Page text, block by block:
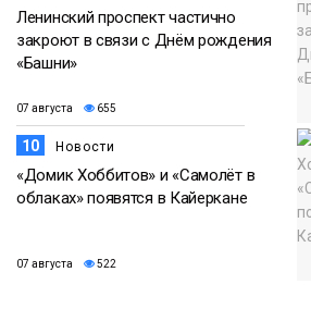
Ленинский проспект частично
закроют в связи с Днём рождения
«Башни»
07 августа 655
10 Новости
«Домик Хоббитов» и «Самолёт в
облаках» появятся в Кайеркане
07 августа 522